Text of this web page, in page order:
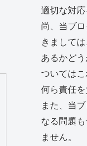
適切な対応
尚、当ブ
きまして
あるかど
ついてはこ
何ら責任を
また、当
なる問題
ません。